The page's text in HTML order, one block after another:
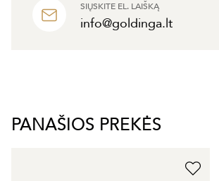
SIŲSKITE EL. LAIŠKĄ
info@goldinga.lt
PANAŠIOS PREKĖS